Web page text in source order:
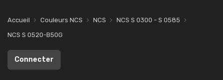
Accueil Couleurs NCS NCS
NCS S 0300 - S 0585
NCS S 0520-B50G
Connecter